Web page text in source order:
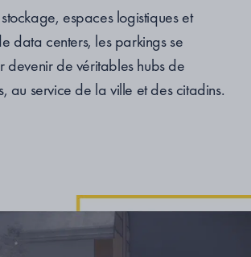
espaces logistiques et
data centers, les parkings se
devenir de véritables hubs de
au service de la ville et des citadins.